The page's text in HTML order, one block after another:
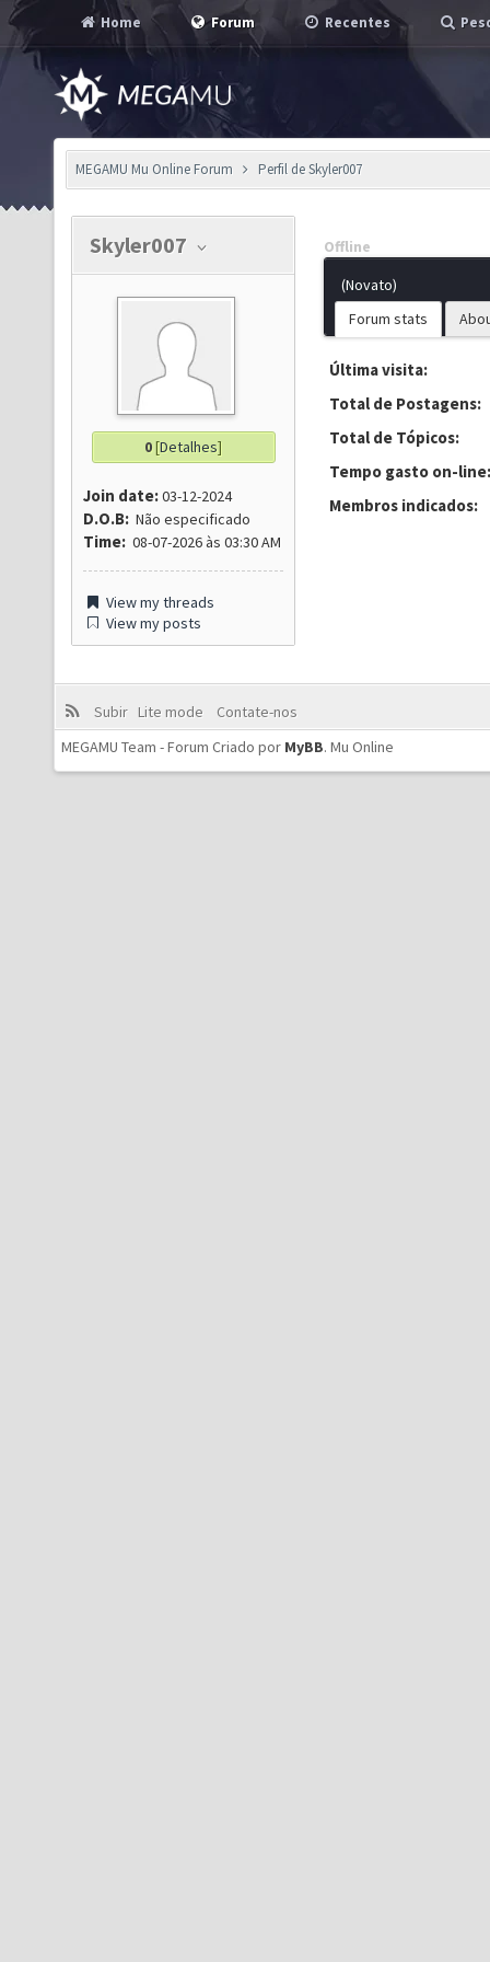
Home Forum Recentes
MEGAMU Mu Online Forum Perfil de Skyler007
Skyler007
0[Detalhes]
Join date:03-12-2024
D.O.B: Não especificado
Time: 08-07-2026 às 03:30 AM
View my threads
View my posts
Offline
(Novato)
Forum stats
Última visita:
Total de Postagens:
Total de Tópicos:
Tempo gasto on-line:
Membros indicados:
Subir Lite mode
Contate-nos
MEGAMU Team - Forum Criado por MyBB. Mu Online